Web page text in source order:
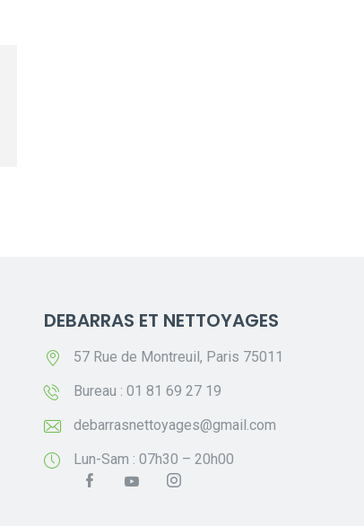
DEBARRAS ET NETTOYAGES
57 Rue de Montreuil, Paris 75011
Bureau : 01 81 69 27 19
debarrasnettoyages@gmail.com
Lun-Sam : 07h30 – 20h00